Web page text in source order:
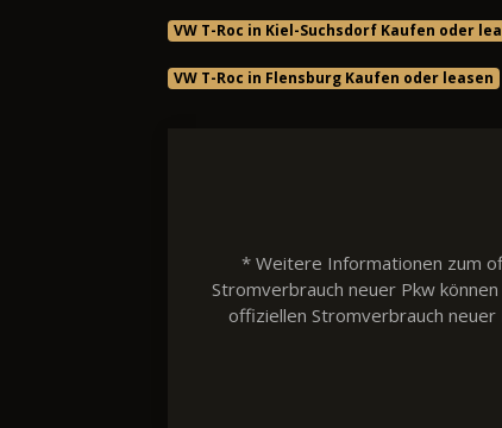
VW T-Roc in Kiel-Suchsdorf Kaufen oder
VW T-Roc in Flensburg Kaufen oder leasen
* Weitere Informationen zum
Stromverbrauch neuer Pkw
offiziellen Stromverbrauch